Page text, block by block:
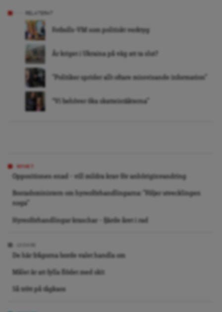
Fotbolls-VM som politiskt verktyg
Är kriget i Ukraina på väg att ta slut?
”Politiker sprider allt oftare missvisande information”
“Vi behöver öka skatteintäkterna”
Oppositionen enad – vill mildra krav för anhöriginvandring
Bostadsministern om hyresförhandlingarna: ”Följer utvecklingen
noga”
Hyresförhandlingar kraschar – fjärde året i rad
De här frågorna borde valet handla om
Målet är att fylla flödet med skit
Så trött på tågkaos